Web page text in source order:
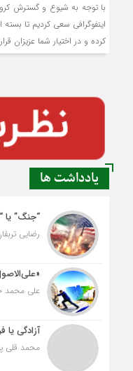
اینفوگرافی سعی کردیم تا
کرده و در اختیار شما عزیزان
یادداشت ها
“جنگ” یا
رضایی
علی محمد
آزادگی یا
محمد قلی